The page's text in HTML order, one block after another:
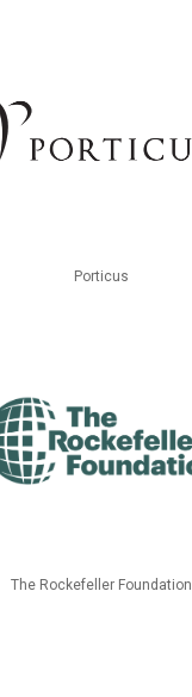
Porticus
The Rockefeller Foundation